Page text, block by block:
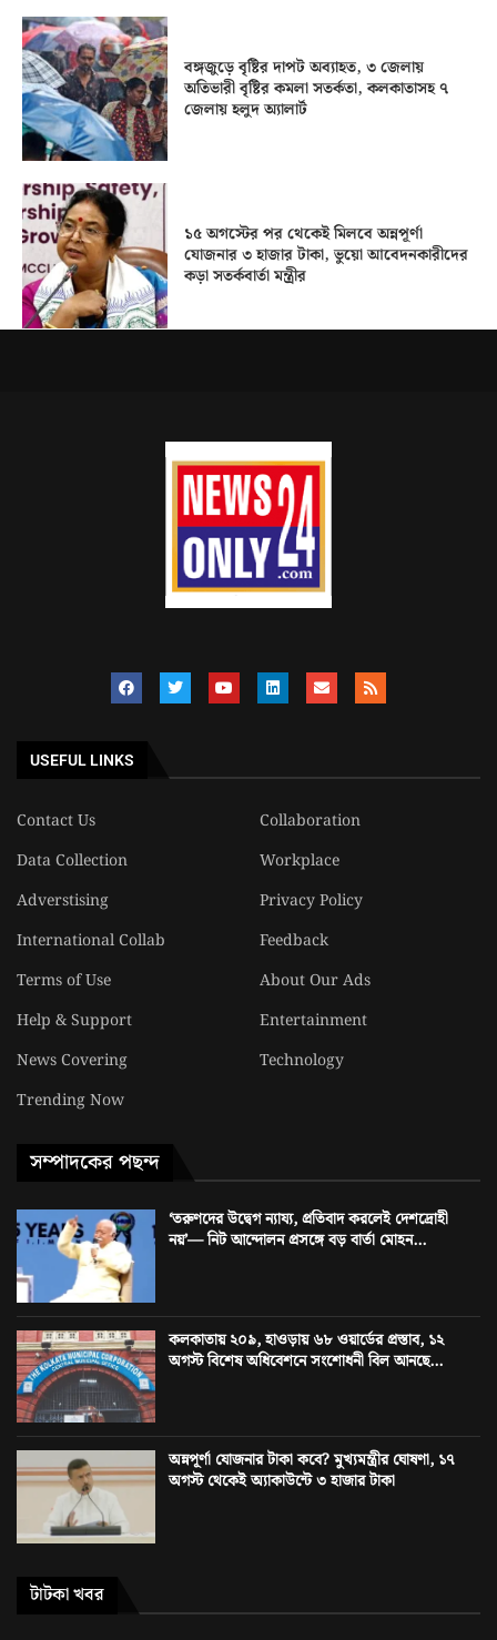
বঙ্গজুড়ে বৃষ্টির দাপট অব্যাহত, ৩ জেলায়
অতিভারী বৃষ্টির কমলা সতর্কতা, কলকাতাসহ ৭
জেলায় হলুদ অ্যালার্ট
১৫ অগস্টের পর থেকেই মিলবে অন্নপূর্ণা
যোজনার ৩ হাজার টাকা, ভুয়ো আবেদনকারীদের
কড়া সতর্কবার্তা মন্ত্রীর
USEFUL LINKS
Contact Us
Collaboration
Data Collection
Workplace
Adverstising
Privacy Policy
International Collab
Feedback
Terms of Use
About Our Ads
Help & Support
Entertainment
News Covering
Technology
Trending Now
সম্পাদকের পছন্দ
‘তরুণদের উদ্বেগ ন্যায্য, প্রতিবাদ করলেই দেশদ্রোহী
নয়’— নিট আন্দোলন প্রসঙ্গে বড় বার্তা মোহন...
কলকাতায় ২০৯, হাওড়ায় ৬৮ ওয়ার্ডের প্রস্তাব, ১২
অগস্ট বিশেষ অধিবেশনে সংশোধনী বিল আনছে...
অন্নপূর্ণা যোজনার টাকা কবে? মুখ্যমন্ত্রীর ঘোষণা, ১৭
অগস্ট থেকেই অ্যাকাউন্টে ৩ হাজার টাকা
টাটকা খবর